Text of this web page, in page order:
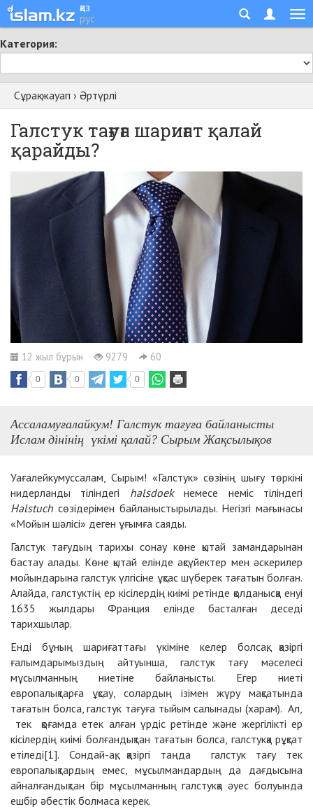
қаз
рус
Категория:
Сұрақ-жауап › Әртүрлі
Галстук тағуға шариғат қалай
қарайды?
12 жыл бұрын 9279 60
0 0 0
Ассаламуғалайкум! Галстук тағуға байланысты
Ислам дінінің үкімі қалай? Сырым Жақсылықов
Уағалейкумуссалам, Сырым! «Галстук» сөзінің шығу төркіні
нидерланды тіліндегі halsdoekнемесе неміс тіліндегі
Halstuch сөзідерімен байланыстырылады. Негізгі мағынасы
«Мойын шәлісі» деген ұғымға саяды.
Галстук тағудың тарихы сонау көне қытай замандарынан
бастау алады. Көне қытай елінде ақсүйектер мен әскерилер
мойындарына галстук үлгісіне ұқсас шүберек тағатын болған.
Алайда, галстуктің ер кісілердің киімі ретінде қолданысқа енуі
1635 жылдары Франция елінде басталған деседі
тарихшылар.
Енді бұның шариғаттағы үкіміне келер болсақ, қазіргі
ғалымдарымыздың айтуынша, галстук тағу мәселесі
мұсылманның ниетіне байланысты. Егер ниеті
европалықтарға ұқсау, солардың ізімен жүру мақсатында
тағатын болса, галстук тағуға тыйым салынады (харам). Ал,
тек қоғамда етек алған үрдіс ретінде және жергілікті ер
кісілердің киімі болғандықтан тағатын болса, галстукқа рұқсат
етіледі[1]. Сондай-ақ, қазіргі таңда галстук тағу тек
европалықтардың емес, мұсылмандардың да дағдысына
айналғандықтан бір мұсылманның галстукқа әуес болуында
ешбір әбестік болмаса керек.